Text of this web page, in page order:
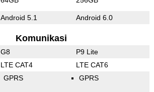
Android 5.1 Android 6.0
Komunikasi
G8 P9 Lite
LTE CAT4 LTE CAT6
GPRS GPRS